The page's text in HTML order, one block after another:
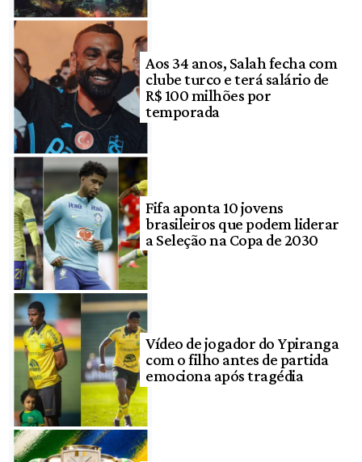
Aos 34 anos, Salah fecha com
clube turco e terá salário de
R$ 100 milhões por
temporada
Fifa aponta 10 jovens
brasileiros que podem liderar
a Seleção na Copa de 2030
Vídeo de jogador do Ypiranga
com o filho antes de partida
emociona após tragédia